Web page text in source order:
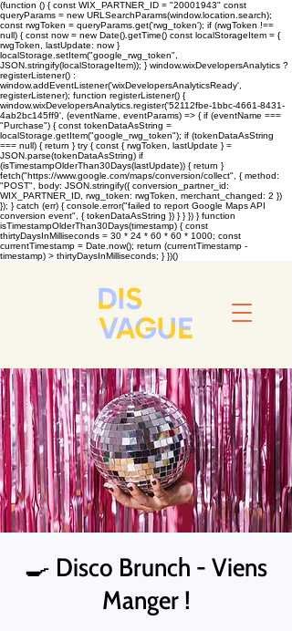
(function () { const WIX_PARTNER_ID = "20001943" const
queryParams = new URLSearchParams(window.location.search);
const rwgToken = queryParams.get('rwg_token'); if (rwgToken !==
null) { const now = new Date().getTime() const localStorageItem = {
rwgToken, lastUpdate: now }
localStorage.setItem("google_rwg_token",
JSON.stringify(localStorageItem)); } window.wixDevelopersAnalytics ?
registerListener() :
window.addEventListener('wixDevelopersAnalyticsReady',
registerListener); function registerListener() {
window.wixDevelopersAnalytics.register('52112fbe-1bbc-4661-8431-
4ab2bc145ff9', (eventName, eventParams) => { if (eventName ===
"Purchase") { const tokenDataAsString =
localStorage.getItem("google_rwg_token"); if (tokenDataAsString
=== null) { return } try { const { rwgToken, lastUpdate } =
JSON.parse(tokenDataAsString) if
(isTimestampOlderThan30Days(lastUpdate)) { return }
fetch("https://www.google.com/maps/conversion/collect", { method:
"POST", body: JSON.stringify({ conversion_partner_id:
WIX_PARTNER_ID, rwg_token: rwgToken, merchant_changed: 2 })
}); } catch (err) { console.error("failed to report Google Maps API
conversion event", { tokenDataAsString }) } } }) } function
isTimestampOlderThan30Days(timestamp) { const
thirtyDaysInMilliseconds = 30 * 24 * 60 * 60 * 1000; const
currentTimestamp = Date.now(); return (currentTimestamp -
timestamp) > thirtyDaysInMilliseconds; } })()
🍳 Disco Brunch - Viens
Manger !